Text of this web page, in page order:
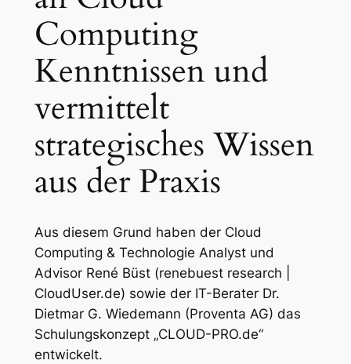
Computing
Kenntnissen und
vermittelt
strategisches Wissen
aus der Praxis
Aus diesem Grund haben der Cloud
Computing & Technologie Analyst und
Advisor René Büst (renebuest research |
CloudUser.de) sowie der IT-Berater Dr.
Dietmar G. Wiedemann (Proventa AG) das
Schulungskonzept „CLOUD-PRO.de“
entwickelt.